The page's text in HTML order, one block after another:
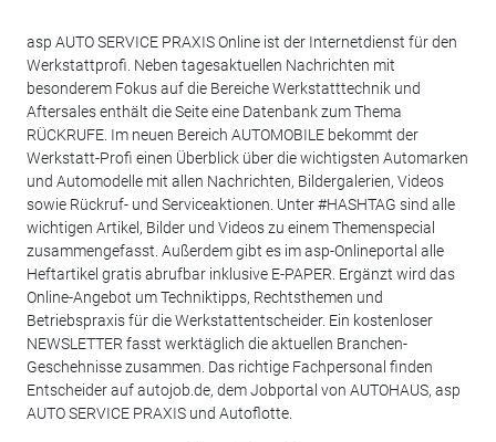
asp AUTO SERVICE PRAXIS Online ist der Internetdienst für den
Werkstattprofi. Neben tagesaktuellen Nachrichten mit
besonderem Fokus auf die Bereiche Werkstatttechnik und
Aftersales enthält die Seite eine Datenbank zum Thema
RÜCKRUFE. Im neuen Bereich AUTOMOBILE bekommt der
Werkstatt-Profi einen Überblick über die wichtigsten Automarken
und Automodelle mit allen Nachrichten, Bildergalerien, Videos
sowie Rückruf- und Serviceaktionen. Unter #HASHTAG sind alle
wichtigen Artikel, Bilder und Videos zu einem Themenspecial
zusammengefasst. Außerdem gibt es im asp-Onlineportal alle
Heftartikel gratis abrufbar inklusive E-PAPER. Ergänzt wird das
Online-Angebot um Techniktipps, Rechtsthemen und
Betriebspraxis für die Werkstattentscheider. Ein kostenloser
NEWSLETTER fasst werktäglich die aktuellen Branchen-
Geschehnisse zusammen. Das richtige Fachpersonal finden
Entscheider auf autojob.de, dem Jobportal von AUTOHAUS, asp
AUTO SERVICE PRAXIS und Autoflotte.